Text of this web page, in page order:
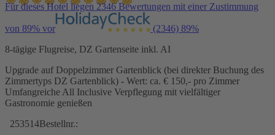
Für dieses Hotel liegen 2346 Bewertungen mit einer Zustimmung
von 89% vor (2346) 89%
8-tägige Flugreise, DZ Gartenseite inkl. AI
Upgrade auf Doppelzimmer Gartenblick (bei direkter Buchung des
Zimmertyps DZ Gartenblick) - Wert: ca. € 150,- pro Zimmer
Umfangreiche All Inclusive Verpflegung mit vielfältiger
Gastronomie genießen
253514Bestellnr.: